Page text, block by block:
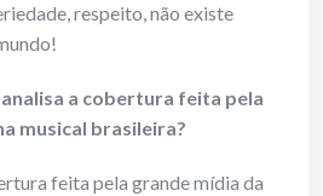
respeito, não existe
analisa a cobertura feita pela
musical brasileira?
feita pela grande mídia da